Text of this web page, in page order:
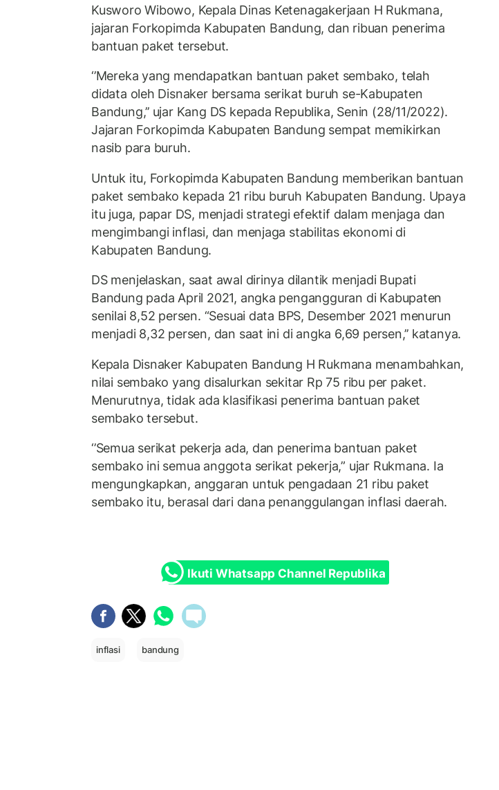
Kusworo Wibowo, Kepala Dinas Ketenagakerjaan H Rukmana,
jajaran Forkopimda Kabupaten Bandung, dan ribuan penerima
bantuan paket tersebut.
‘’Mereka yang mendapatkan bantuan paket sembako, telah
didata oleh Disnaker bersama serikat buruh se-Kabupaten
Bandung,’’ ujar Kang DS kepada Republika, Senin (28/11/2022).
Jajaran Forkopimda Kabupaten Bandung sempat memikirkan
nasib para buruh.
Untuk itu, Forkopimda Kabupaten Bandung memberikan bantuan
paket sembako kepada 21 ribu buruh Kabupaten Bandung. Upaya
itu juga, papar DS, menjadi strategi efektif dalam menjaga dan
mengimbangi inflasi, dan menjaga stabilitas ekonomi di
Kabupaten Bandung.
DS menjelaskan, saat awal dirinya dilantik menjadi Bupati
Bandung pada April 2021, angka pengangguran di Kabupaten
senilai 8,52 persen. “Sesuai data BPS, Desember 2021 menurun
menjadi 8,32 persen, dan saat ini di angka 6,69 persen,’’ katanya.
Kepala Disnaker Kabupaten Bandung H Rukmana menambahkan,
nilai sembako yang disalurkan sekitar Rp 75 ribu per paket.
Menurutnya, tidak ada klasifikasi penerima bantuan paket
sembako tersebut.
‘’Semua serikat pekerja ada, dan penerima bantuan paket
sembako ini semua anggota serikat pekerja,” ujar Rukmana. Ia
mengungkapkan, anggaran untuk pengadaan 21 ribu paket
sembako itu, berasal dari dana penanggulangan inflasi daerah.
Ikuti Whatsapp Channel Republika
inflasi bandung